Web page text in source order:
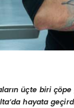
üçte biri
’da hayata